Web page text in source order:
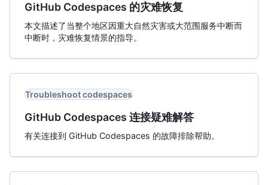
GitHub Codespaces 的灾难恢复
本文描述了当整个地区因重大自然灾害或大范围服务中断而
中断时，灾难恢复情景的指导。
Troubleshoot codespaces
GitHub Codespaces 连接疑难解答
有关连接到 GitHub Codespaces 的故障排除帮助。